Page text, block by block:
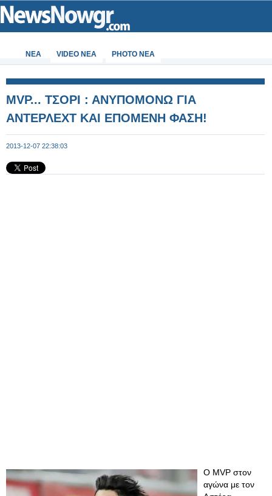
ΝΕΑ VIDEO NEA PHOTO NEA
MVP... ΤΣΟΡΙ : ΑΝΥΠΟΜΟΝΩ ΓΙΑ
ΑΝΤΕΡΛΕΧΤ ΚΑΙ ΕΠΟΜΕΝΗ ΦΑΣΗ!
2013-12-07 22:38:03
Ο MVP στον
αγώνα με τον